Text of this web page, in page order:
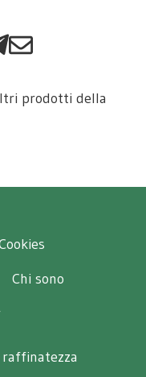
prodotti della
Chi sono